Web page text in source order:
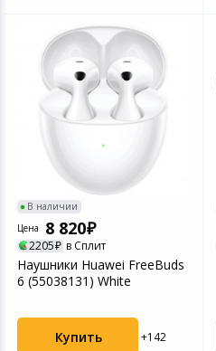
В наличии
Цена
8 820
2205 в Сплит
Наушники Huawei FreeBuds
6 (55038131) White
Купить +142